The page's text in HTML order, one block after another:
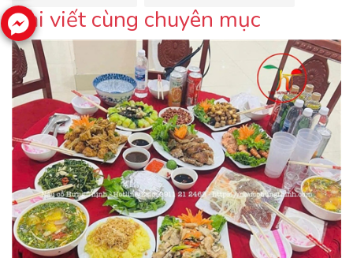
Bài viết cùng chuyên mục